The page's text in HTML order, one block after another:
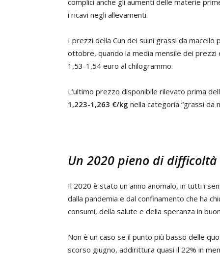
complici anche gli aumenti delle materie
i ricavi negli allevamenti.
I prezzi della Cun dei suini grassi da
ottobre, quando la media mensile dei prezzi
1,53-1,54 euro al chilogrammo.
L’ultimo prezzo disponibile rilevato prima
1,223-1,263 €/kg nella categoria “grassi da
Un 2020 pieno di difficoltà
Il 2020 è stato un anno anomalo, in tutti i
dalla pandemia e dal confinamento che ha
consumi, della salute e della speranza in
Non è un caso se il punto più basso delle
scorso giugno, addirittura quasi il 22% in